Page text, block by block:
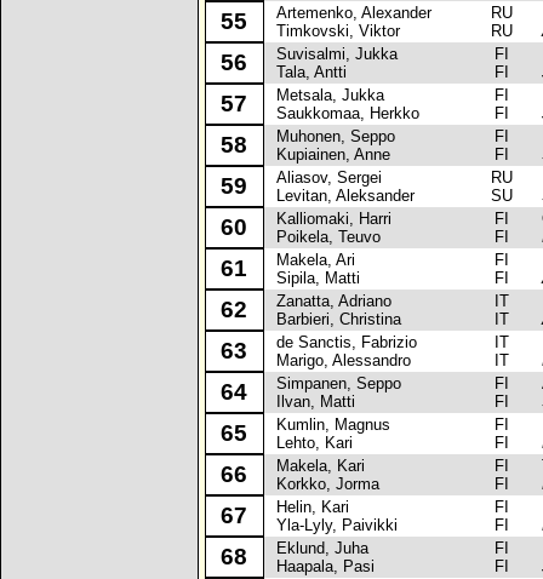
55
Artemenko, Alexander
Timkovski, Viktor
RU
RU
56
Suvisalmi, Jukka
Tala, Antti
FI
FI
57
Metsala, Jukka
Saukkomaa, Herkko
FI
FI
58
Muhonen, Seppo
Kupiainen, Anne
FI
FI
59
Aliasov, Sergei
Levitan, Aleksander
RU
SU
60
Kalliomaki, Harri
Poikela, Teuvo
FI
FI
61
Makela, Ari
Sipila, Matti
FI
FI
62
Zanatta, Adriano
Barbieri, Christina
IT
IT
63
de Sanctis, Fabrizio
Marigo, Alessandro
IT
IT
64
Simpanen, Seppo
Ilvan, Matti
FI
FI
65
Kumlin, Magnus
Lehto, Kari
FI
FI
66
Makela, Kari
Korkko, Jorma
FI
FI
67
Helin, Kari
Yla-Lyly, Paivikki
FI
FI
68
Eklund, Juha
Haapala, Pasi
FI
FI